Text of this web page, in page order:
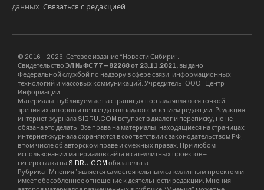
данных. Связаться с редакцией.
© 2016 – 2026, Сетевое издание “Новости Сибири”.
Свидетельство ЭЛ № ФС 77 – 82268 от 23.11.2021, выдано
Федеральной службой по надзору в сфере связи, информационных
технологий и массовых коммуникаций. Учредитель: ООО “Центр
Информации”
Материалы, публикуемые на страницах портала являются точкой
зрения их авторов и не всегда совпадают с мнением редакции. Редакция
интернет-журнала SIBRU.COM вступает в диалог и переписку, но не
обязана это делать. Все права на материалы, находящиеся на страницах
интернет-журнала охраняются в соответствии с законодательством РФ,
в том числе об авторском праве и смежных правах. При любом
использовании материалов сайта и сателлитных проектов –
гиперссылка на SIBRU.COM обязательна.
Рубрика “Мнения” является самостоятельным сателлитным проектом и
имеет обособленное отношение к деятельности редакции. Мнения